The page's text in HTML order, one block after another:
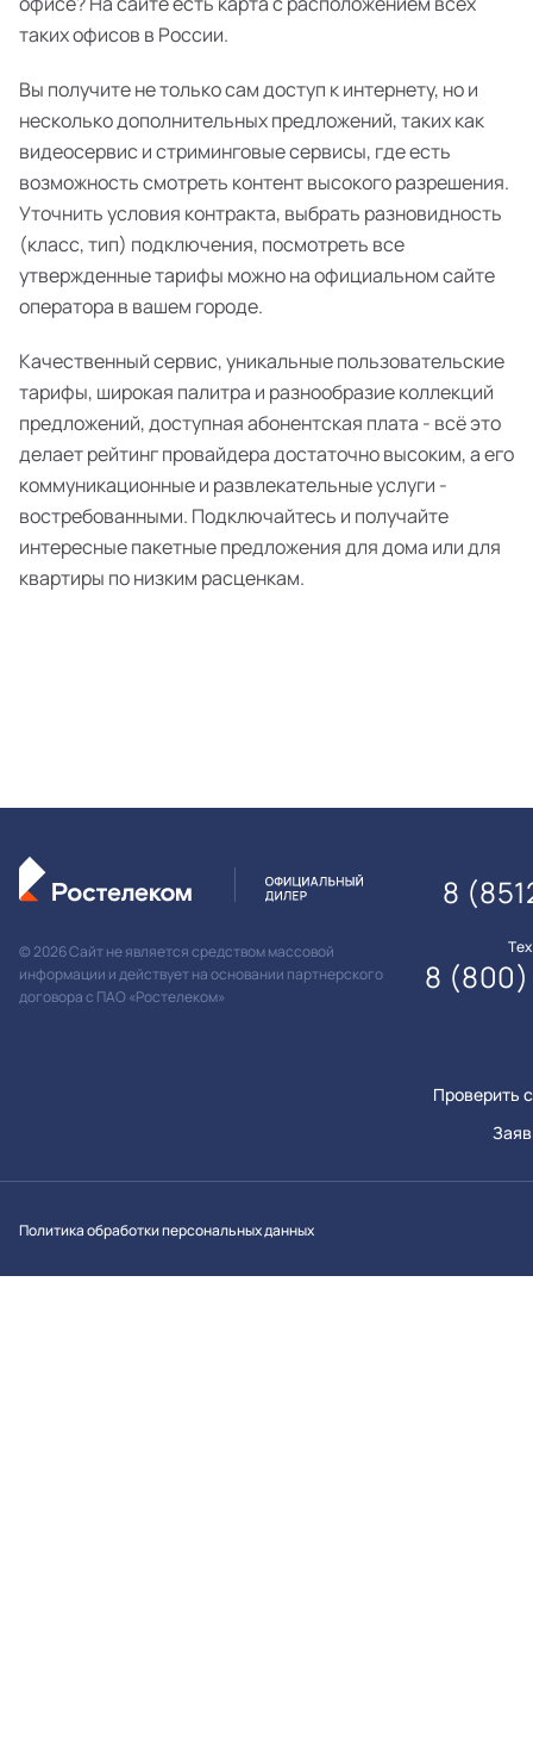
таких офисов в России.
Вы получите не только сам доступ к интернету, но и
несколько дополнительных предложений, таких как
видеосервис и стриминговые сервисы, где есть
возможность смотреть контент высокого разрешения.
Уточнить условия контракта, выбрать разновидность
(класс, тип) подключения, посмотреть все
утвержденные тарифы можно на официальном сайте
оператора в вашем городе.
Качественный сервис, уникальные пользовательские
тарифы, широкая палитра и разнообразие коллекций
предложений, доступная абонентская плата - всё это
делает рейтинг провайдера достаточно высоким, а его
коммуникационные и развлекательные услуги -
востребованными. Подключайтесь и получайте
интересные пакетные предложения для дома или для
квартиры по низким расценкам.
© 2026 Сайт не является средством массовой
информации и действует на основании партнерского
договора с ПАО «Ростелеком»
Проверить
8
8
Политика обработки персональных данных